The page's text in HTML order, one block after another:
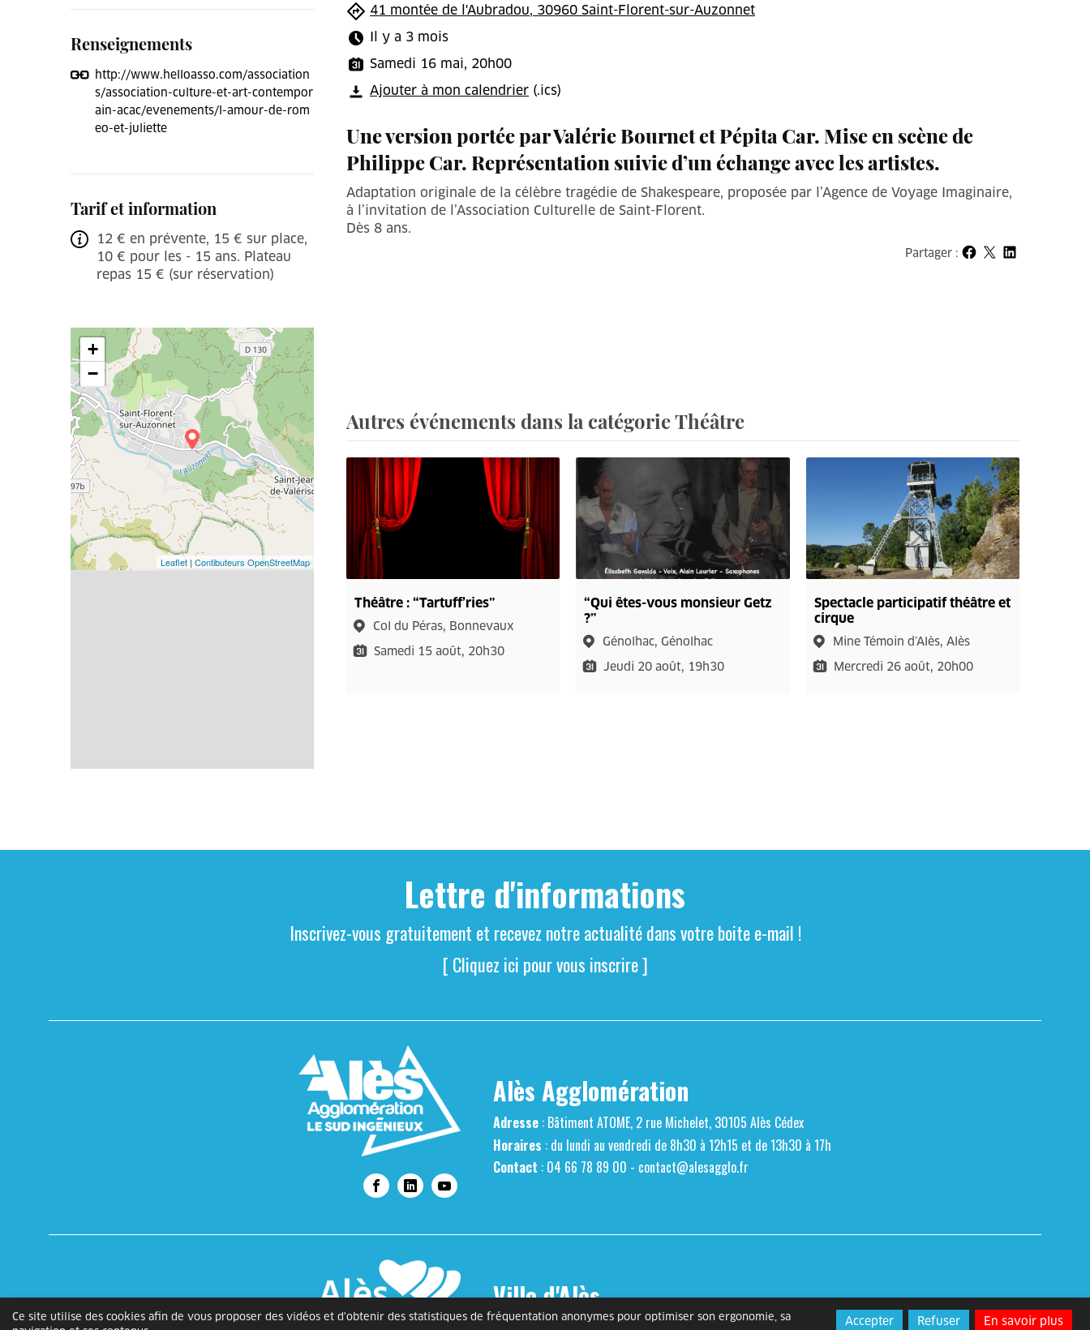
Ce site utilise des cookies afin de vous proposer des vidéos et d'obtenir des statistiques de fréquentation anonymes pour optimiser son ergonomie, sa
Accepter Refuser En savoir plus
Renseignements
http://www.helloasso.com/association
s/association-culture-et-art-contempor
ain-acac/evenements/l-amour-de-rom
eo-et-juliette
Tarif et information
12 € en prévente, 15 € sur place,
10 € pour les - 15 ans. Plateau
repas 15 € (sur réservation)
+
−
Leaflet | Contibuteurs OpenStreetMap
41 montée de l'Aubradou, 30960 Saint-Florent-sur-Auzonnet
Il y a 3 mois
Samedi 16 mai, 20h00
Ajouter à mon calendrier (.ics)
Une version portée par Valérie Bournet et Pépita Car. Mise en scène de
Philippe Car. Représentation suivie d’un échange avec les artistes.
Adaptation originale de la célèbre tragédie de Shakespeare, proposée par l’Agence de Voyage Imaginaire,
à l’invitation de l’Association Culturelle de Saint-Florent.
Dès 8 ans.
Partager :Partager sur Facebook
Partager sur X
Partager sur LinkedIn
Autres événements dans la catégorie Théâtre
Théâtre : “Tartuff’ries”
Col du Péras, Bonnevaux
Samedi 15 août, 20h30
“Qui êtes-vous monsieur Getz
?”
Génolhac, Génolhac
Jeudi 20 août, 19h30
Spectacle participatif théâtre et
cirque
Mine Témoin d’Alès, Alès
Mercredi 26 août, 20h00
Lettre d'informations
Inscrivez-vous gratuitement et recevez notre actualité dans votre boite e-mail !
[ Cliquez ici pour vous inscrire ]
Alès Agglomération
Adresse: Bâtiment ATOME, 2 rue Michelet, 30105 Alès Cédex
Horaires : du lundi au vendredi de 8h30 à 12h15 et de 13h30 à 17h
Contact : 04 66 78 89 00 - contact@alesagglo.fr
Ville d'Alès